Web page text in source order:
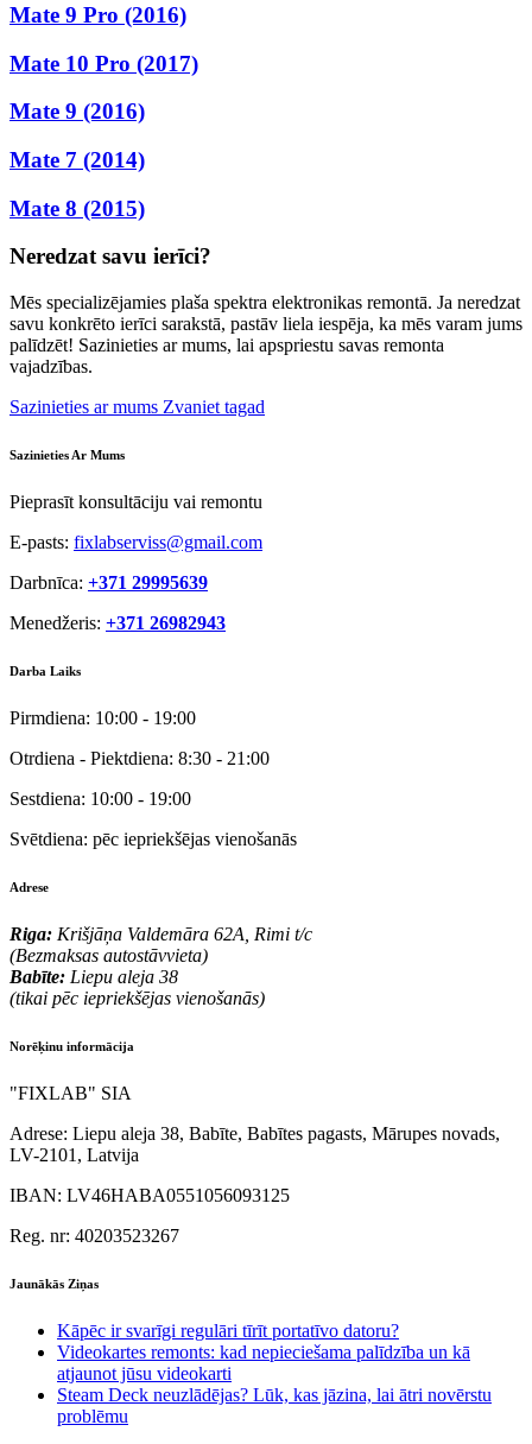
Mate 9 Pro (2016)
Mate 10 Pro (2017)
Mate 9 (2016)
Mate 7 (2014)
Mate 8 (2015)
Neredzat savu ierīci?
Mēs specializējamies plaša spektra elektronikas remontā. Ja neredzat
savu konkrēto ierīci sarakstā, pastāv liela iespēja, ka mēs varam jums
palīdzēt! Sazinieties ar mums, lai apspriestu savas remonta
vajadzības.
Sazinieties ar mums Zvaniet tagad
Sazinieties Ar Mums
Pieprasīt konsultāciju vai remontu
E-pasts: fixlabserviss@gmail.com
Darbnīca: +371 29995639
Menedžeris: +371 26982943
Darba Laiks
Pirmdiena: 10:00 - 19:00
Otrdiena - Piektdiena: 8:30 - 21:00
Sestdiena: 10:00 - 19:00
Svētdiena: pēc iepriekšējas vienošanās
Adrese
Riga: Krišjāņa Valdemāra 62A, Rimi t/c
(Bezmaksas autostāvvieta)
Babīte: Liepu aleja 38
(tikai pēc iepriekšējas vienošanās)
Norēķinu informācija
"FIXLAB" SIA
Adrese: Liepu aleja 38, Babīte, Babītes pagasts, Mārupes novads,
LV-2101, Latvija
IBAN: LV46HABA0551056093125
Reg. nr: 40203523267
Jaunākās Ziņas
Kāpēc ir svarīgi regulāri tīrīt portatīvo datoru?
Videokartes remonts: kad nepieciešama palīdzība un kā
atjaunot jūsu videokarti
Steam Deck neuzlādējas? Lūk, kas jāzina, lai ātri novērstu
problēmu